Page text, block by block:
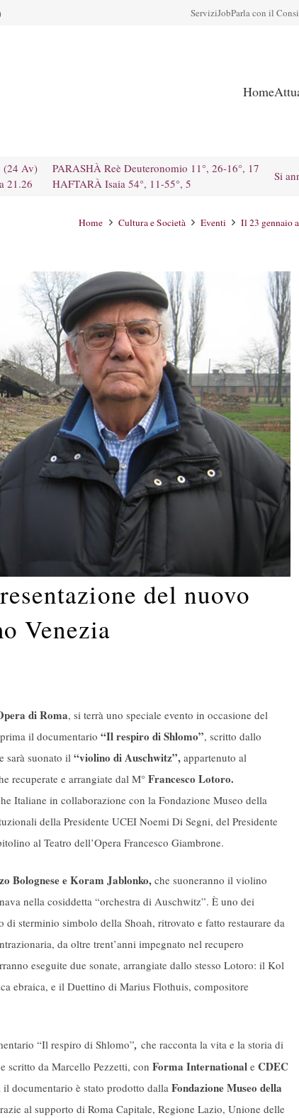
ServiziJobParla con il
Home
(24 Av)
21.26
PARASHÀ Reè Deuteronomio 11°, 26-16°, 17
HAFTARÀ Isaia 54°, 11-55°, 5
Si
Home Cultura e Società Eventi Il 23 gennaio
del nuovo
Venezia
di Roma, si terrà uno speciale evento in occasione del
il documentario “Il respiro di Shlomo”, scritto dallo
e sarà suonato il “violino di Auschwitz”, appartenuto al
recuperate e arrangiate dal M° Francesco Lotoro.
Italiane in collaborazione con la Fondazione Museo della
della Presidente UCEI Noemi Di Segni, del Presidente
al Teatro dell’Opera Francesco Giambrone.
Bolognese e Koram Jablonko, che suoneranno il violino
nella cosiddetta “orchestra di Auschwitz”. È uno dei
sterminio simbolo della Shoah, ritrovato e fatto restaurare da
da oltre trent’anni impegnato nel recupero
eseguite due sonate, arrangiate dallo stesso Lotoro: il Kol
ebraica, e il Duettino di Marius Flothuis, compositore
“Il respiro di Shlomo”, che racconta la vita e la storia di
scritto da Marcello Pezzetti, con Forma International e CDEC
il documentario è stato prodotto dalla Fondazione Museo della
al supporto di Roma Capitale, Regione Lazio, Unione delle